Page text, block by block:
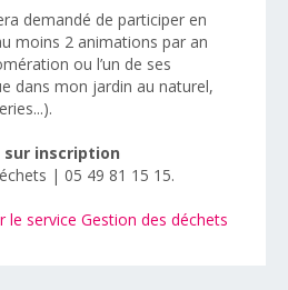
demandé de participer en
moins 2 animations par an
ou l’un de ses
dans mon jardin au naturel,
inscription
| 05 49 81 15 15.
le service Gestion des déchets